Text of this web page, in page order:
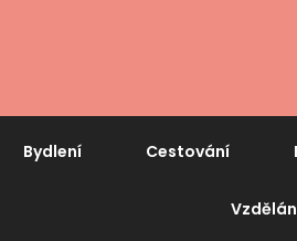
Bydlení Cestování